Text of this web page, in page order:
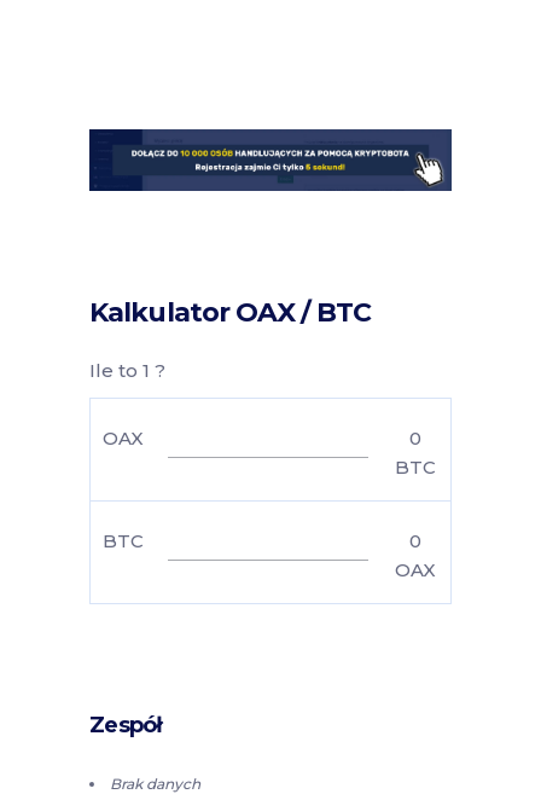
Kalkulator OAX / BTC
Ile to 1 ?
OAX
0
BTC
BTC
0
OAX
Zespół
Brak danych